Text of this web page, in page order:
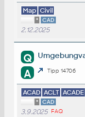
Map Civil
* CAD
2.12.2025
Q
A Tipp 14706
ACAD ACLT ACADE
* CAD
3.9.2025 FAQ